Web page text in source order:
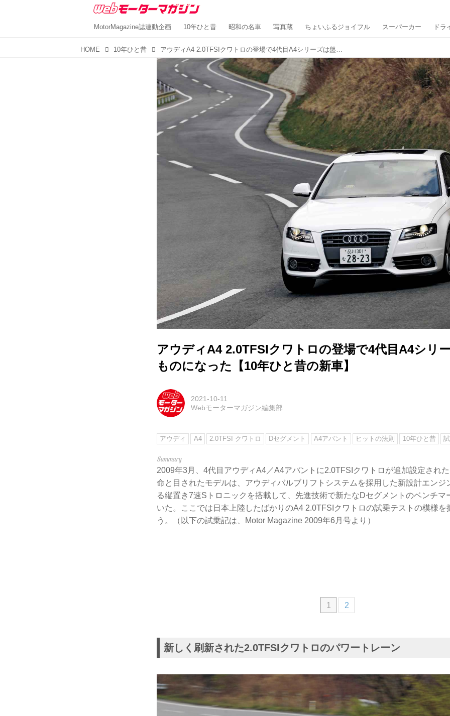
MotorMagazine誌連動企画 10年ひと昔 昭和の名車 写真蔵 ちょいふるジョイフル スーパーカー ドラ
HOME 10年ひと昔 アウディA4 2.0TFSIクワトロの登場で4代目A4シリーズは盤石のものになった【10年ひと昔の新車】
アウディA4 2.0TFSIクワトロの登場で4代目A4シリ
ものになった【10年ひと昔の新車】
2021-10-11
Webモーターマガジン編集部
アウディ A4 2.0TFSI クワトロ Dセグメント A4アバント ヒットの法則 10年ひと昔
2009年3月、4代目アウディA4／A4アバントに2.0TFSIクワトロが追加設定され
命と目されたモデルは、アウディバルブリフトシステムを採用した新設計エンジ
る縦置き7速Sトロニックを搭載して、先進技術で新たなDセグメントのベンチマ
いた。ここでは日本上陸したばかりのA4 2.0TFSIクワトロの試乗テストの模様を
う。（以下の試乗記は、Motor Magazine 2009年6月号より）
1 2
新しく刷新された2.0TFSIクワトロのパワートレーン